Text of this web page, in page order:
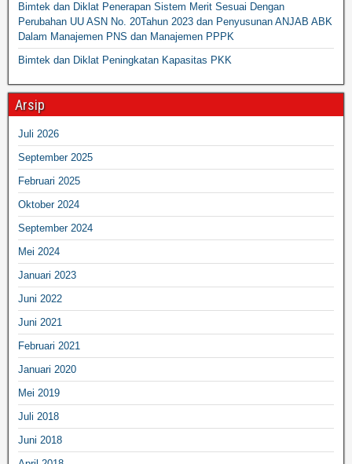
Bimtek dan Diklat Penerapan Sistem Merit Sesuai Dengan
Perubahan UU ASN No. 20Tahun 2023 dan Penyusunan ANJAB ABK
Dalam Manajemen PNS dan Manajemen PPPK
Bimtek dan Diklat Peningkatan Kapasitas PKK
Arsip
Juli 2026
September 2025
Februari 2025
Oktober 2024
September 2024
Mei 2024
Januari 2023
Juni 2022
Juni 2021
Februari 2021
Januari 2020
Mei 2019
Juli 2018
Juni 2018